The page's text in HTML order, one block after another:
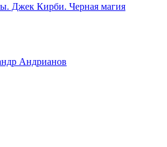
Джек Кирби. Черная магия
Андрианов